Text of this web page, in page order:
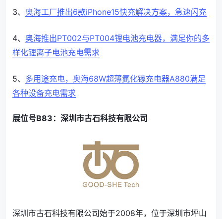
3、 奥海工厂推出6款iPhone15快充解决方案，急速闪充
4、 奥海推出PT002与PT004锂电池充电器，满足你的多
样化锂离子电池充电需求
5、 多用途充电，奥海68W超薄氮化镓充电器A880满足
各种设备充电需求
展位号B83：深圳市古石科技有限公司
深圳市古石科技有限公司始于2008年，位于深圳市坪山